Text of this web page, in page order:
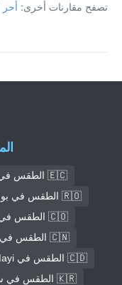
تصفح مقارنات أخرى: أحر
🇪🇨 الطقس في كيتو
🇷🇴 الطقس في بوخارست
🇨🇴 الطقس في كالي
🇨🇳 الطقس في هانغتشو
🇨🇩 الطقس في Mbuji-Mayi
🇰🇷 الطقس في سيول